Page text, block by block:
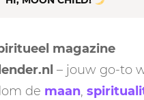
magazine
– jouw go-to
de maan,